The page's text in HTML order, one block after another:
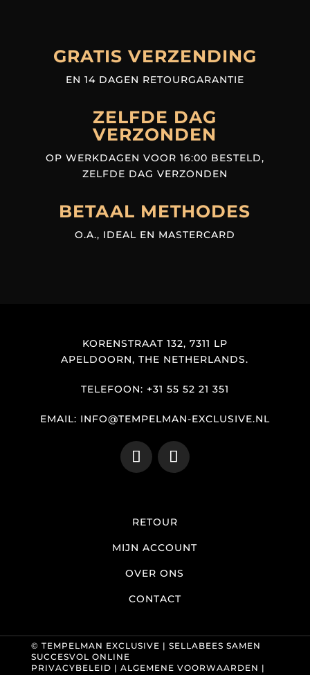
GRATIS VERZENDING
EN 14 DAGEN RETOURGARANTIE
ZELFDE DAG
VERZONDEN
OP WERKDAGEN VOOR 16:00 BESTELD,
ZELFDE DAG VERZONDEN
BETAAL METHODES
O.A., IDEAL EN MASTERCARD
KORENSTRAAT 132, 7311 LP
APELDOORN, THE NETHERLANDS.
TELEFOON: +31 55 52 21 351
EMAIL: INFO@TEMPELMAN-EXCLUSIVE.NL
RETOUR
MIJN ACCOUNT
OVER ONS
CONTACT
© TEMPELMAN EXCLUSIVE | SELLABEES SAMEN
SUCCESVOL ONLINE
PRIVACYBELEID | ALGEMENE VOORWAARDEN |